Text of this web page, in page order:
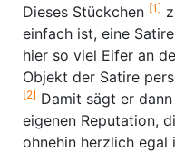
Dieses Stückchen [1]
einfach ist, eine
hier so viel Eifer an
Objekt der Satire
[2] Damit sägt er
eigenen Reputation,
ohnehin herzlich egal